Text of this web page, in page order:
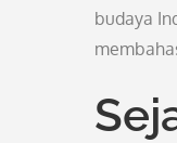
budaya